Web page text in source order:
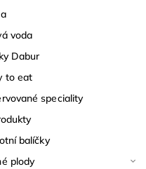
voda
Dabur
to eat
speciality
balíčky
plody